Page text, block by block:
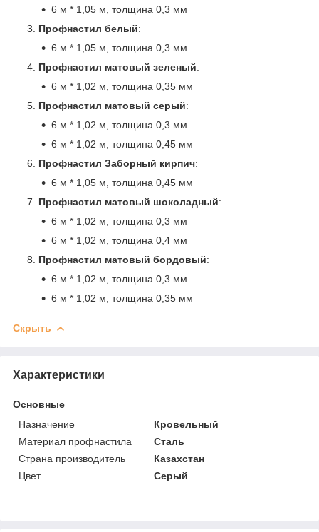
6 м * 1,05 м, толщина 0,3 мм
Профнастил белый:
6 м * 1,05 м, толщина 0,3 мм
Профнастил матовый зеленый:
6 м * 1,02 м, толщина 0,35 мм
Профнастил матовый серый:
6 м * 1,02 м, толщина 0,3 мм
6 м * 1,02 м, толщина 0,45 мм
Профнастил Заборный кирпич:
6 м * 1,05 м, толщина 0,45 мм
Профнастил матовый шоколадный:
6 м * 1,02 м, толщина 0,3 мм
6 м * 1,02 м, толщина 0,4 мм
Профнастил матовый бордовый:
6 м * 1,02 м, толщина 0,3 мм
6 м * 1,02 м, толщина 0,35 мм
Скрыть
Характеристики
Основные
Назначение
Кровельный
Материал профнастила
Сталь
Страна производитель
Казахстан
Цвет
Серый